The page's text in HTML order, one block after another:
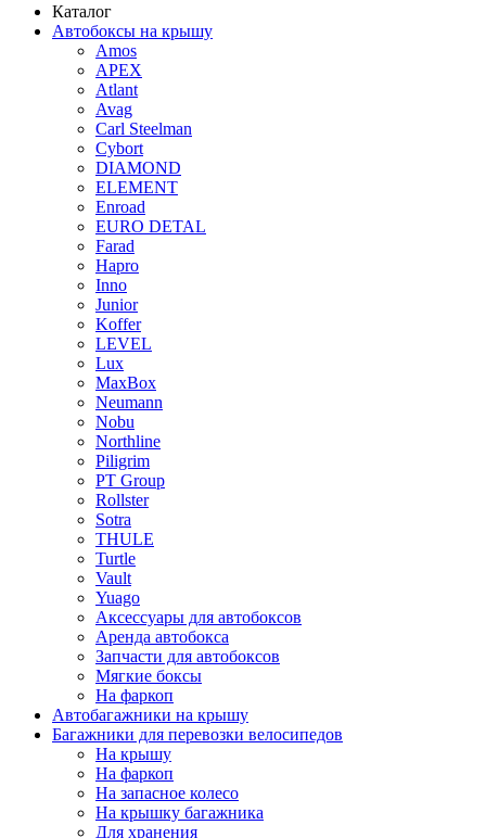
Каталог
Автобоксы на крышу
Amos
APEX
Atlant
Avag
Carl Steelman
Cybort
DIAMOND
ELEMENT
Enroad
EURO DETAL
Farad
Hapro
Inno
Junior
Koffer
LEVEL
Lux
MaxBox
Neumann
Nobu
Northline
Piligrim
PT Group
Rollster
Sotra
THULE
Turtle
Vault
Yuago
Аксессуары для автобоксов
Аренда автобокса
Запчасти для автобоксов
Мягкие боксы
На фаркоп
Автобагажники на крышу
Багажники для перевозки велосипедов
На крышу
На фаркоп
На запасное колесо
На крышку багажника
Для хранения